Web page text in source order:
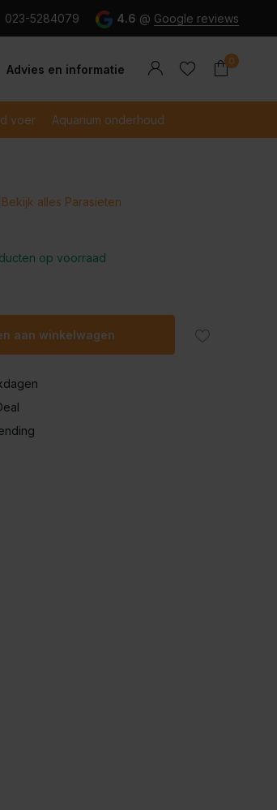
met iDeal
023-5284079 4.6 @ Google reviews
Advies en informatie
Account
0
voer Aquarium onderhoud
Bekijk alles Parasieten
op voorraad
aan winkelwagen